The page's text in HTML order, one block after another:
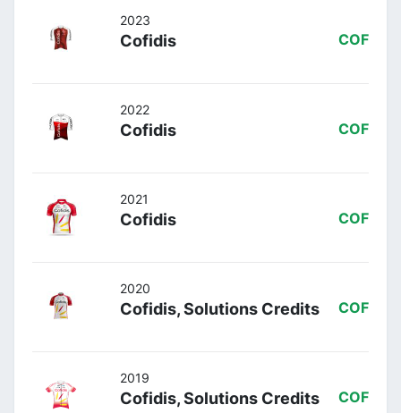
2023
Cofidis COF
2022
Cofidis COF
2021
Cofidis COF
2020
Cofidis, Solutions Credits COF
2019
Cofidis, Solutions Credits COF